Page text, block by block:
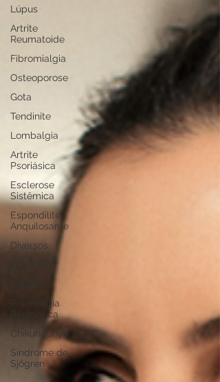
Lúpus
Artrite
Reumatoide
Fibromialgia
Osteoporose
Gota
Tendinite
Lombalgia
Artrite
Psoriásica
Esclerose
Sistêmica
Espondilite
Anquilosante
Diversos
Polimialgia
Reumática
Chikungunya
Síndrome de
Sjögren